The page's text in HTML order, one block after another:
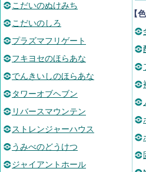
こだいのぬけみち
こだいのしろ
プラズマフリゲート
フキヨセのほらあな
でんきいしのほらあな
タワーオブヘブン
リバースマウンテン
ストレンジャーハウス
うみべのどうけつ
ジャイアントホール
【